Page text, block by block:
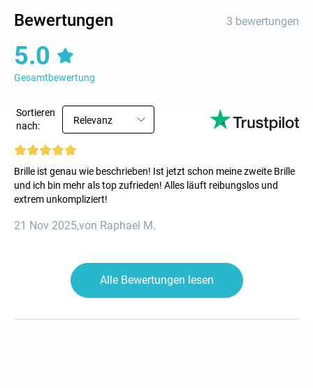
Bewertungen 3 bewertungen
5.0
Gesamtbewertung
Sortieren
nach:
Relevanz
Brille ist genau wie beschrieben! Ist jetzt schon meine zweite Brille
und ich bin mehr als top zufrieden! Alles läuft reibungslos und
extrem unkompliziert!
21 Nov 2025,von Raphael M.
Alle Bewertungen lesen